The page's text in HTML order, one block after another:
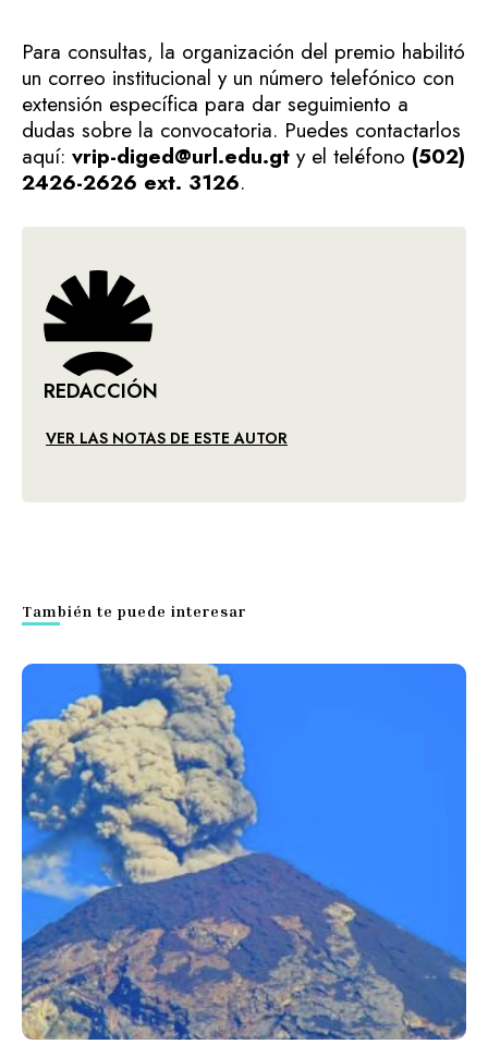
Para consultas, la organización del premio habilitó
un correo institucional y un número telefónico con
extensión específica para dar seguimiento a
dudas sobre la convocatoria. Puedes contactarlos
aquí: vrip-diged@url.edu.gt y el teléfono (502)
2426-2626 ext. 3126.
REDACCIÓN
VER LAS NOTAS DE ESTE AUTOR
También te puede interesar